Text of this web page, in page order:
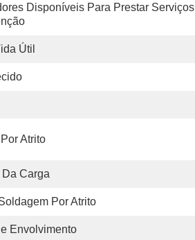
Disponíveis Para Prestar Serviços
Útil
Atrito
Carga
Por Atrito
Envolvimento